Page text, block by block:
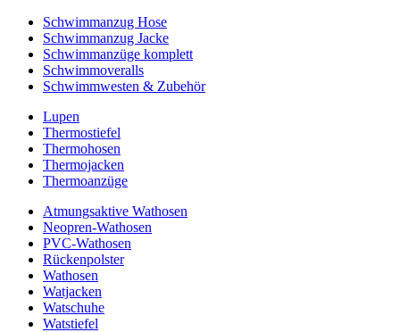
Schwimmanzug Hose
Schwimmanzug Jacke
Schwimmanzüge komplett
Schwimmoveralls
Schwimmwesten & Zubehör
Lupen
Thermostiefel
Thermohosen
Thermojacken
Thermoanzüge
Atmungsaktive Wathosen
Neopren-Wathosen
PVC-Wathosen
Rückenpolster
Wathosen
Watjacken
Watschuhe
Watstiefel